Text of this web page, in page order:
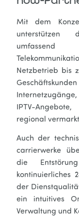
Mit dem
unterstützen
Netzbetrieb bis
IPTV-
regional
Auch der
carrierwerke
die
kontinuierliches
der
ein intuitives
Verwaltung und